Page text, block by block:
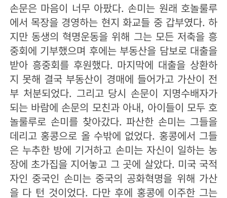
손문은 마음이 너무 아팠다. 손미는 원래 호놀룰루
에서 목장을 경영하는 현지 화교들 중 갑부였다. 하
지만 동생의 혁명운동을 위해 그는 모든 저축을 흥
중회에 기부했으며 후에는 부동산을 담보로 대출을
받아 흥중회를 후원했다. 마지막에 대출을 상환하
지 못해 결국 부동산이 경매에 들어가고 가산이 전
부 처분되었다. 그리고 당시 손문이 지명수배자가
되는 바람에 손문의 모친과 아내, 아이들이 모두 호
놀룰루로 손미를 찾아갔다. 파산한 손미는 그들을
데리고 홍콩으로 올 수밖에 없었다. 홍콩에서 그들
은 누추한 방에 기거하고 손미는 자신이 일하는 농
장에 초가집을 지어놓고 그 곳에 살았다. 미국 국적
자인 중국인 손미는 중국의 공화혁명을 위해 가산
을 다 턴 것이었다. 다만 후에 홍콩에 이주한 그는